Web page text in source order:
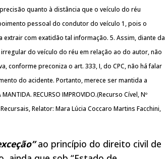
quanto à distância que o veículo do réu
pessoal do condutor do veículo 1, pois o
com exatidão tal informação. 5. Assim, diante da
do veículo do réu em relação ao do autor, não
conforme preconiza o art. 333, I, do CPC, não há falar
do acidente. Portanto, merece ser mantida a
RECURSO IMPROVIDO.(Recurso Cível, Nº
Relator: Mara Lúcia Coccaro Martins Facchini,
ao princípio do direito civil de